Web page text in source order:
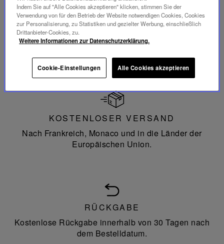
ZAHLUNG
KOSTENLOSER VERSAND
Nach Frankreich, Monaco und in die Länder der
Europäischen Union.
RÜCKGABE
Kostenlose Rückgabe innerhalb von 30 Tagen nach
dem Bestelldatum.
Indem Sie auf "Alle Cookies akzeptieren" klicken, stimmen Sie der
Verwendung von für den Betrieb der Website notwendigen Cookies, Cookies
zur Personalisierung, zu Statistiken und gezielter Werbung, einschließlich
Drittanbieter-Cookies, zu.
Weitere Informationen zur Datenschutzerklärung.
Cookie-Einstellungen Alle Cookies akzeptieren